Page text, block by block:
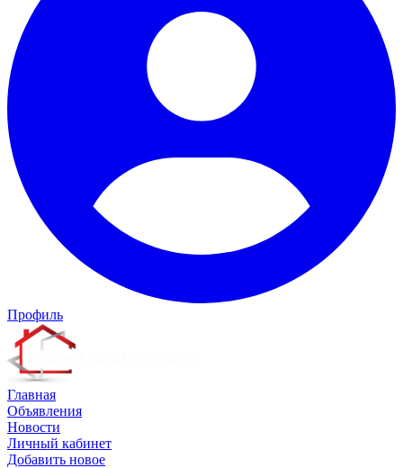
Профиль
Главная
Объявления
Новости
Личный кабинет
Добавить новое